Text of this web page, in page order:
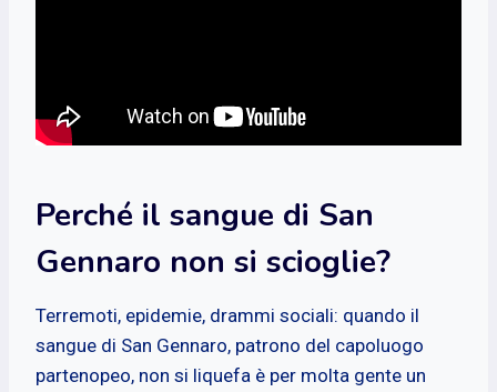
Perché il sangue di San
Gennaro non si scioglie?
Terremoti, epidemie, drammi sociali: quando il
sangue di San Gennaro, patrono del capoluogo
partenopeo, non si liquefa è per molta gente un